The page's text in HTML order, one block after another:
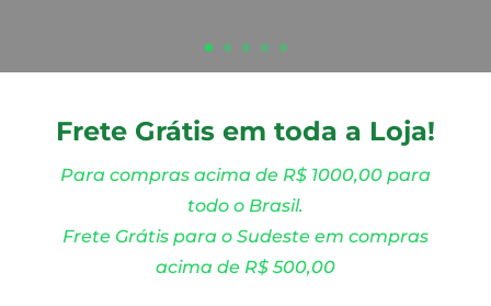
Frete Grátis em toda a Loja!
Para compras acima de R$ 1000,00 para
todo o Brasil.
Frete Grátis para o Sudeste em compras
acima de R$ 500,00